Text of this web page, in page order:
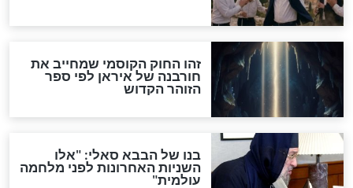
"לפני הגאולה תהיה אפיקורסות
והכחשה גדולה מאוד של
האמונה"
האם לאחר בוא המשיח יהיה
אפשר לחזור בתשובה?